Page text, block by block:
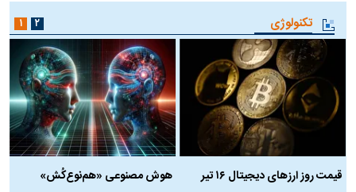
تکنولوژی
قیمت روز ارز‌های دیجیتال ۱۶ تیر
هوش مصنوعی «هم‌نوع‌کُش»
۱ ۲